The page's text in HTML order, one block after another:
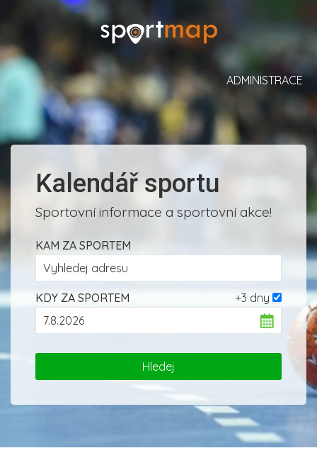
ADMINISTRACE
Kalendář sportu
Sportovní informace a sportovní akce!
KAM ZA SPORTEM
+3 dny
KDY ZA SPORTEM